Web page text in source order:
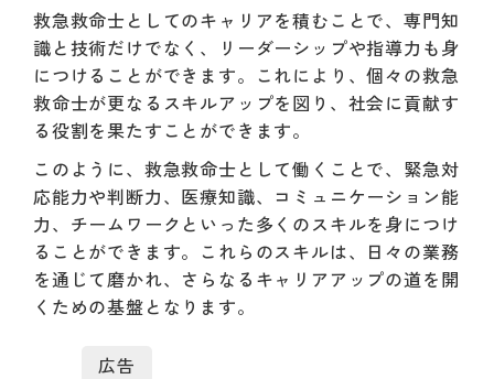
救急救命士としてのキャリアを積むことで、専門知
識と技術だけでなく、リーダーシップや指導力も身
につけることができます。これにより、個々の救急
救命士が更なるスキルアップを図り、社会に貢献す
る役割を果たすことができます。
このように、救急救命士として働くことで、緊急対
応能力や判断力、医療知識、コミュニケーション能
力、チームワークといった多くのスキルを身につけ
ることができます。これらのスキルは、日々の業務
を通じて磨かれ、さらなるキャリアアップの道を開
くための基盤となります。
広告